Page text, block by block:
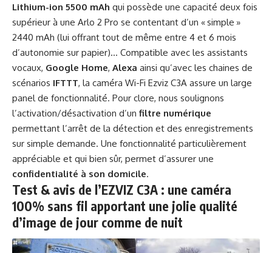
Lithium-ion 5500 mAh qui possède une capacité deux fois
supérieur à une Arlo 2 Pro se contentant d’un « simple »
2440 mAh (lui offrant tout de même entre 4 et 6 mois
d’autonomie sur papier)… Compatible avec les assistants
vocaux, Google Home, Alexa ainsi qu’avec les chaines de
scénarios IFTTT, la caméra Wi-Fi Ezviz C3A assure un large
panel de fonctionnalité. Pour clore, nous soulignons
l’activation/désactivation d’un filtre numérique
permettant l’arrêt de la détection et des enregistrements
sur simple demande. Une fonctionnalité particulièrement
appréciable et qui bien sûr, permet d’assurer une
confidentialité à son domicile.
Test & avis de l’EZVIZ C3A : une caméra
100% sans fil apportant une jolie qualité
d’image de jour comme de nuit